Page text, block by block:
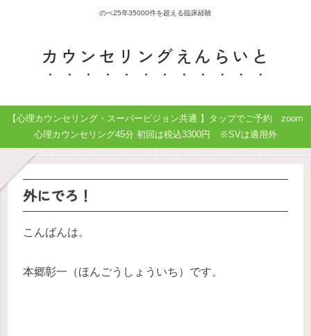
のべ25年35000件を超える臨床経験
カウンセリングえんらいと
【心理カウンセリング・スーパービジョン共通 】タップでご予約 zoom
心理カウンセリング45分 初回は税込3300円 ※SVは適用外
外にでろ！
こんばんは。
本郷彰一（ほんごうしょういち）です。